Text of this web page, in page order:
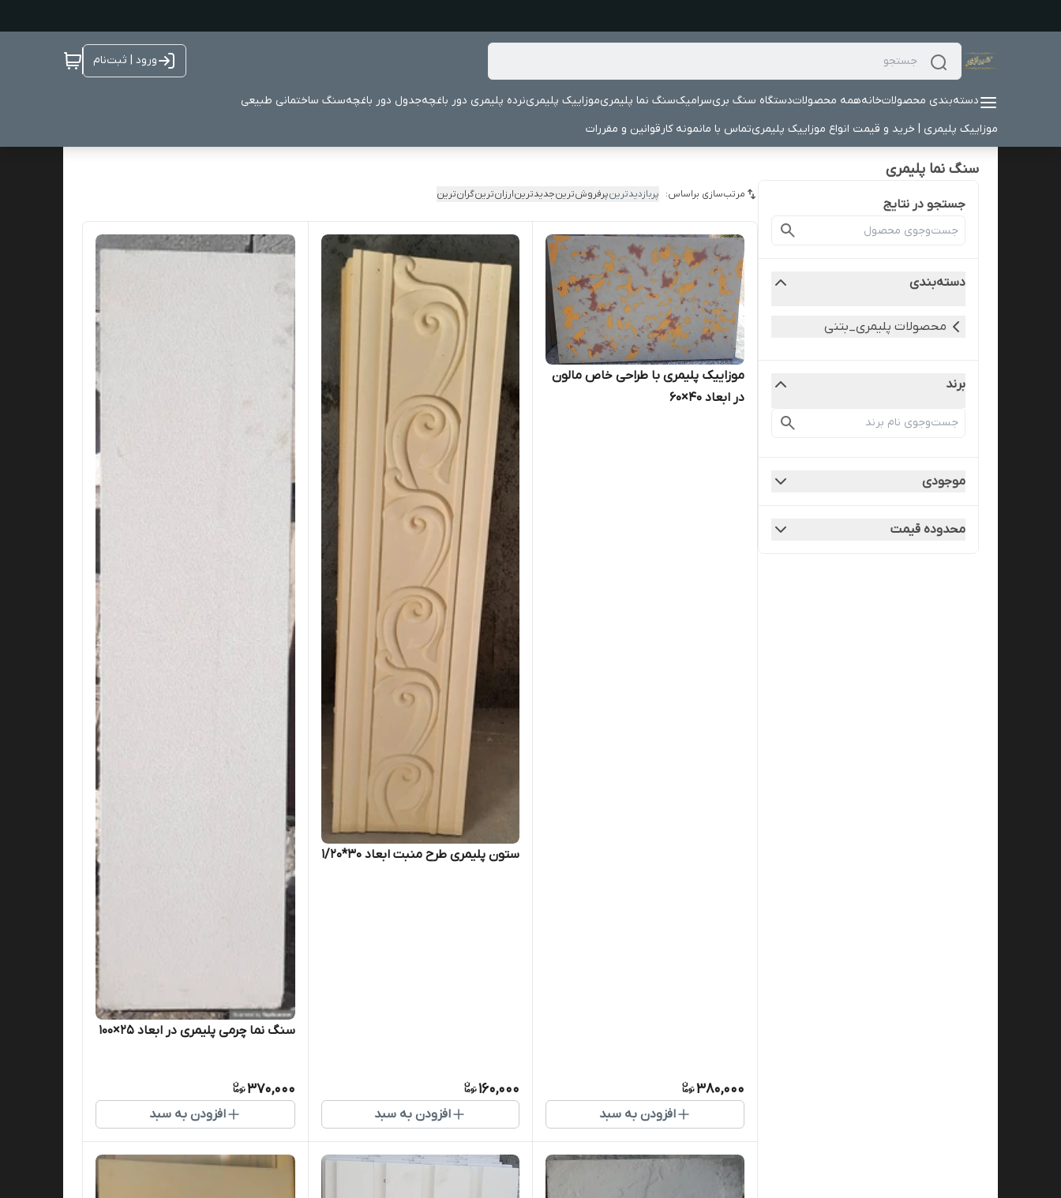
ورود | ثبت‌نام
دسته‌بندی محصولاتخانههمه محصولاتدستگاه سنگ بریسرامیکسنگ نما پلیمریموزاییک پلیمرینرده پلیمری دور باغچهجدول دور باغچهسنگ ساختمانی طبیعی
موزاییک پلیمری | خرید و قیمت انواع موزاییک پلیمریتماس با مانمونه کارقوانین و مقررات
سنگ نما پلیمری
جستجو در نتایج
دسته‌بندی
محصولات پلیمری_بتنی
برند
موجودی
محدوده قیمت
مرتب‌سازی براساس: پربازدیدترینپرفروش‌ترینجدیدترینارزان‌ترینگران‌ترین
موزاییک پلیمری با طراحی خاص مالون
در ابعاد ۴۰×۶۰
380,000
افزودن به سبد
ستون پلیمری طرح منبت ابعاد ۳۰*۱/۲۰
160,000
افزودن به سبد
سنگ نما چرمی پلیمری در ابعاد ۲۵×۱۰۰
370,000
افزودن به سبد